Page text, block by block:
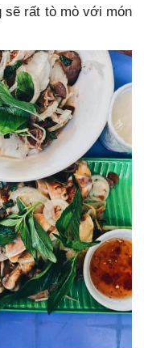
sẽ rất tò mò với món